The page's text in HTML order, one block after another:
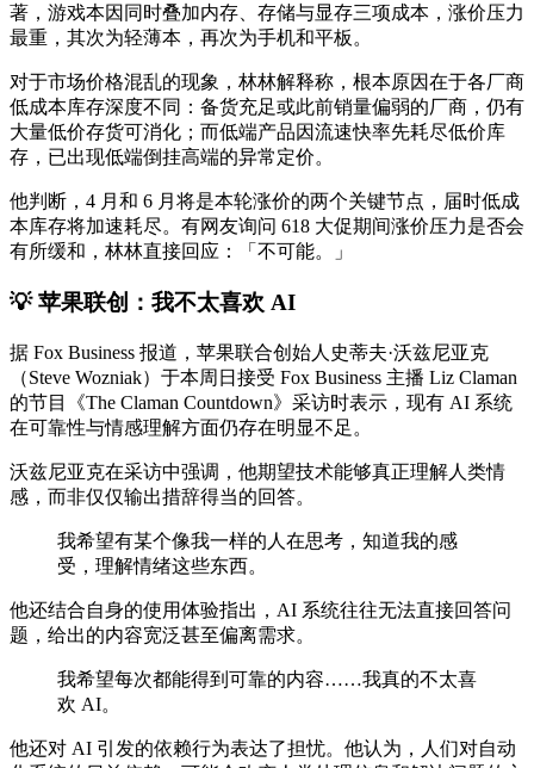
著，游戏本因同时叠加内存、存储与显存三项成本，涨价压力
最重，其次为轻薄本，再次为手机和平板。
对于市场价格混乱的现象，林林解释称，根本原因在于各厂商
低成本库存深度不同：备货充足或此前销量偏弱的厂商，仍有
大量低价存货可消化；而低端产品因流速快率先耗尽低价库
存，已出现低端倒挂高端的异常定价。
他判断，4 月和 6 月将是本轮涨价的两个关键节点，届时低成
本库存将加速耗尽。有网友询问 618 大促期间涨价压力是否会
有所缓和，林林直接回应：「不可能。」
💡 苹果联创：我不太喜欢 AI
据 Fox Business 报道，苹果联合创始人史蒂夫·沃兹尼亚克
（Steve Wozniak）于本周日接受 Fox Business 主播 Liz Claman
的节目《The Claman Countdown》采访时表示，现有 AI 系统
在可靠性与情感理解方面仍存在明显不足。
沃兹尼亚克在采访中强调，他期望技术能够真正理解人类情
感，而非仅仅输出措辞得当的回答。
我希望有某个像我一样的人在思考，知道我的感
受，理解情绪这些东西。
他还结合自身的使用体验指出，AI 系统往往无法直接回答问
题，给出的内容宽泛甚至偏离需求。
我希望每次都能得到可靠的内容……我真的不太喜
欢 AI。
他还对 AI 引发的依赖行为表达了担忧。他认为，人们对自动